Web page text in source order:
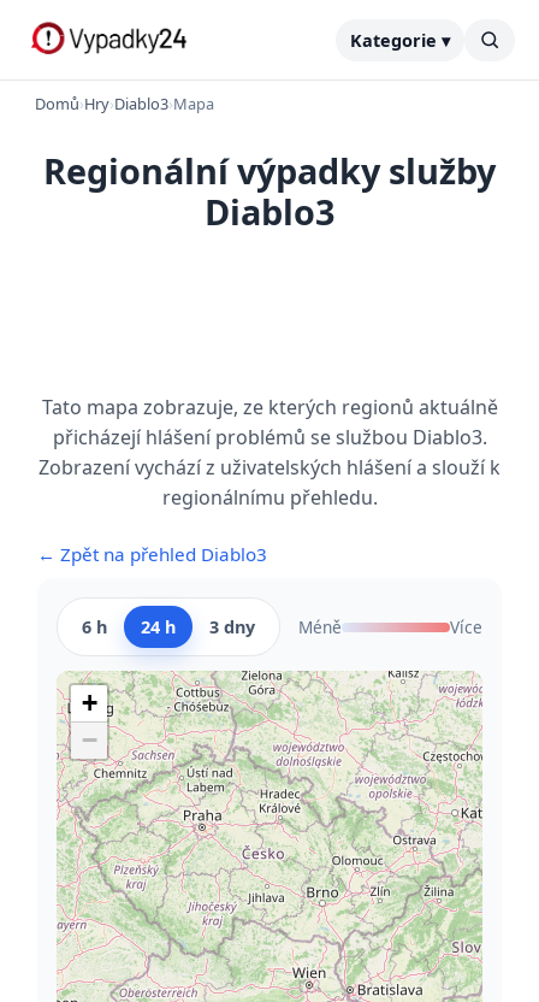
Kategorie ▾
Domů›Hry›Diablo3›Mapa
Regionální výpadky služby
Diablo3
Tato mapa zobrazuje, ze kterých regionů aktuálně
přicházejí hlášení problémů se službou Diablo3.
Zobrazení vychází z uživatelských hlášení a slouží k
regionálnímu přehledu.
← Zpět na přehled Diablo3
6 h 24 h 3 dny Méně Více
+
−